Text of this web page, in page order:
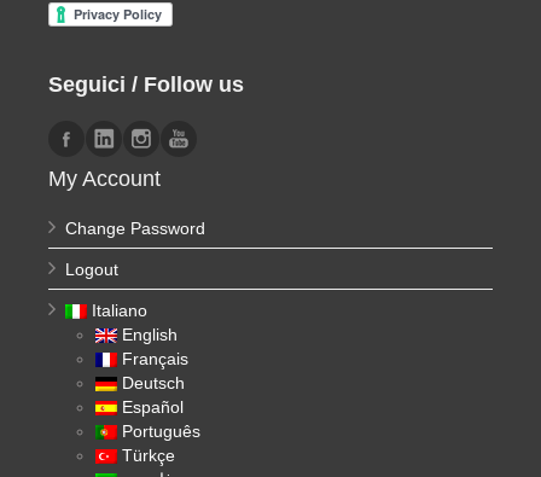
Seguici / Follow us
My Account
Change Password
Logout
Italiano
English
Français
Deutsch
Español
Português
Türkçe